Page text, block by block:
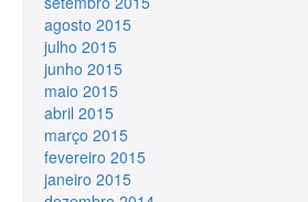
agosto 2015
julho 2015
junho 2015
maio 2015
abril 2015
março 2015
fevereiro 2015
janeiro 2015